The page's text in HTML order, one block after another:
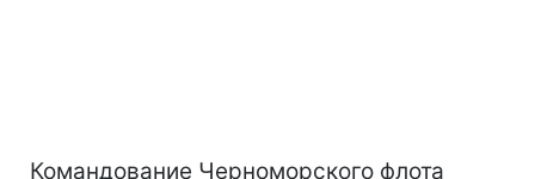
Командование Черноморского флота